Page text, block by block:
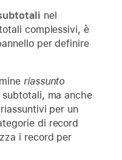
nel
complessivi, è
per definire
riassunto
ma anche
per un
di record
i record per